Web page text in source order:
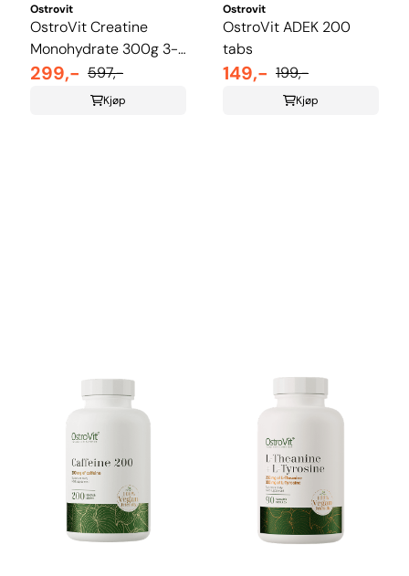
Ostrovit
OstroVit Creatine
Monohydrate 300g 3-
pakk
299,- 597,-
Kjøp
Ostrovit
OstroVit ADEK 200
tabs
149,- 199,-
Kjøp